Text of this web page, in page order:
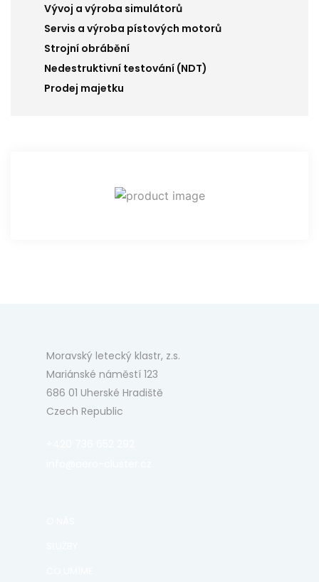
Vývoj a výroba simulátorů
Servis a výroba pístových motorů
Strojní obrábění
Nedestruktivní testování (NDT)
Prodej majetku
Moravský letecký klastr, z.s.
Mariánské náměstí 123
686 01 Uherské Hradiště
Czech Republic